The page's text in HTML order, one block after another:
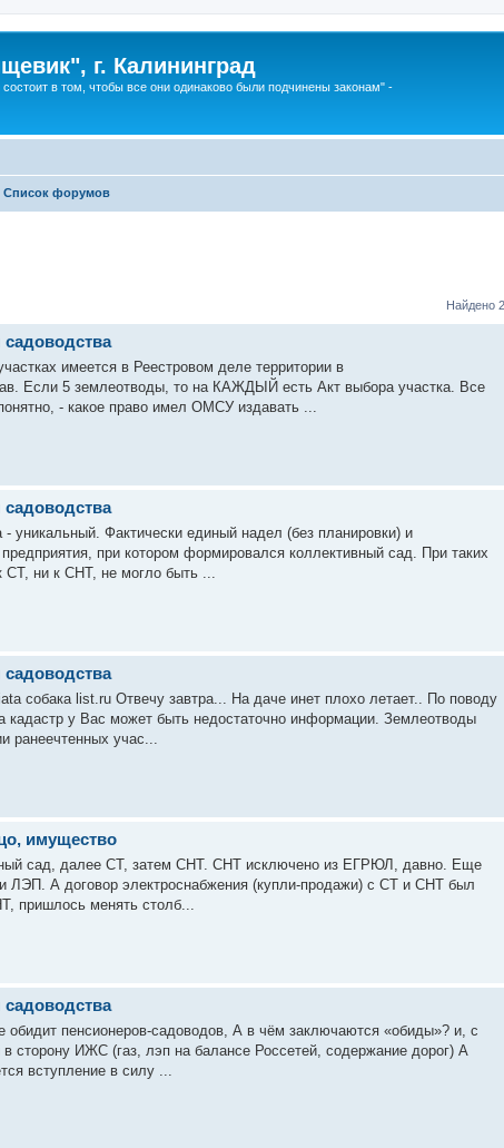
г. Калининград
в том, чтобы все они одинаково были подчинены законам" -
Список форумов
Найдено
имеется в Реестровом деле территории в
Если 5 землеотводы, то на КАЖДЫЙ есть Акт выбора участка. Все
- какое право имел ОМСУ издавать ...
уникальный. Фактически единый надел (без планировки) и
при котором формировался коллективный сад. При таких
ни к СНТ, не могло быть ...
собака list.ru Отвечу завтра... На даче инет плохо летает.. По поводу
кадастр у Вас может быть недостаточно информации. Землеотводы
ранеечтенных учас...
имущество
сад, далее СТ, затем СНТ. СНТ исключено из ЕГРЮЛ, давно. Еще
ЛЭП. А договор электроснабжения (купли-продажи) с СТ и СНТ был
пришлось менять столб...
пенсионеров-садоводов, А в чём заключаются «обиды»? и, с
сторону ИЖС (газ, лэп на балансе Россетей, содержание дорог) А
вступление в силу ...